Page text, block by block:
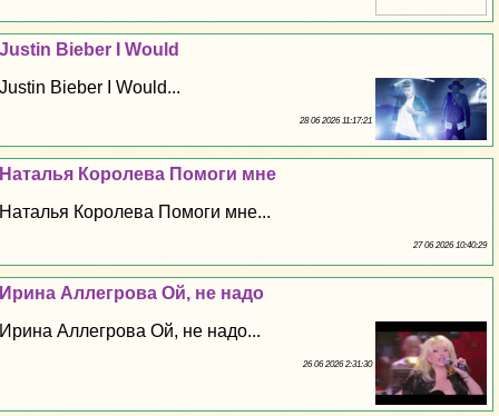
Justin Bieber I Would
Justin Bieber I Would...
28 06 2026 11:17:21
Наталья Королева Помоги мне
Наталья Королева Помоги мне...
27 06 2026 10:40:29
Ирина Аллегрова Ой, не надо
Ирина Аллегрова Ой, не надо...
26 06 2026 2:31:30